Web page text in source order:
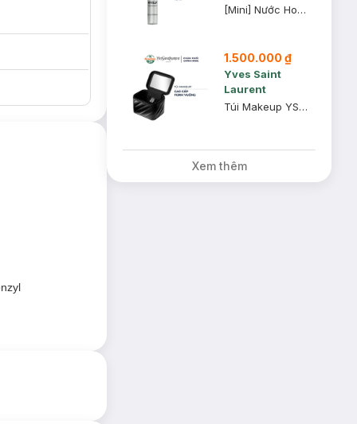
động trở
[Mini] Nước Hoa YSL 1.2ml (Mùi Ngẫu Nhiên)
1.500.000 ₫
Yves Saint
Laurent
Túi Makeup YSL Vuông Cao Cấp
Xem thêm